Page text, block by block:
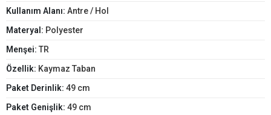
Kullanım Alanı: Antre / Hol
Materyal: Polyester
Menşei: TR
Özellik: Kaymaz Taban
Paket Derinlik: 49 cm
Paket Genişlik: 49 cm